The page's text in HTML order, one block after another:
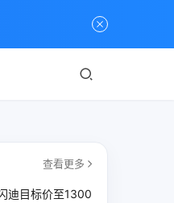
查看更多
迪目标价至1300